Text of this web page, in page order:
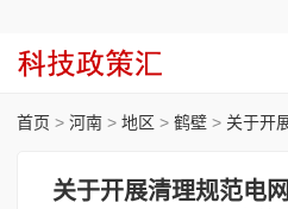
首页 > 河南 > 地区 > 鹤壁 > 关于开展
关于开展清理规范电